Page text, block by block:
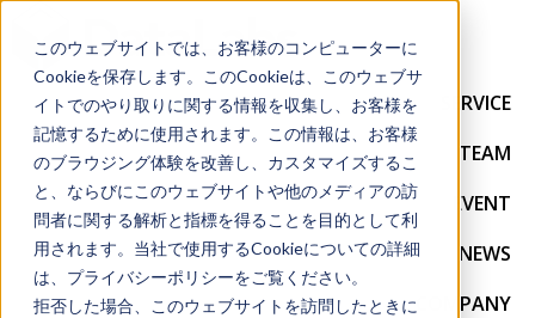
このウェブサイトでは、お客様のコンピューターに
Cookieを保存します。このCookieは、このウェブサ
イトでのやり取りに関する情報を収集し、お客様を
記憶するために使用されます。この情報は、お客様
のブラウジング体験を改善し、カスタマイズするこ
と、ならびにこのウェブサイトや他のメディアの訪
問者に関する解析と指標を得ることを目的として利
用されます。当社で使用するCookieについての詳細
は、プライバシーポリシーをご覧ください。
拒否した場合、このウェブサイトを訪問したときに
SERVICE
TEAM
EVENT
NEWS
COMPANY